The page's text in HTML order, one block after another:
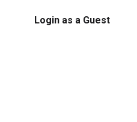
Login as a Guest